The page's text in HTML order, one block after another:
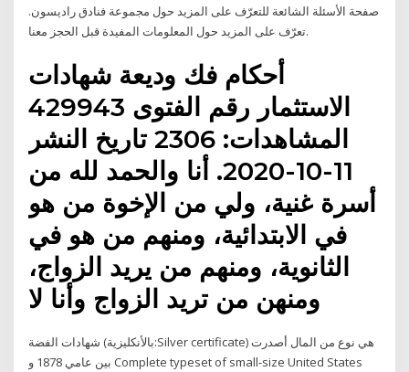
صفحة الأسئلة الشائعة للتعرّف على المزيد حول مجموعة فنادق راديسون.
تعرّف على المزيد حول المعلومات المفيدة قبل الحجز معنا.
أحكام فك وديعة شهادات
الاستثمار رقم الفتوى 429943
المشاهدات: 2306 تاريخ النشر
11-10-2020. أنا والحمد لله من
أسرة غنية، ولي من الإخوة من هو
في الابتدائية، ومنهم من هو في
الثانوية، ومنهم من يريد الزواج،
ومنهن من تريد الزواج وأنا لا
شهادات الفضة (بالأنكليزية:Silver certificate) هي نوع من المال أصدرت
بين عامي 1878 و Complete typeset of small-size United States